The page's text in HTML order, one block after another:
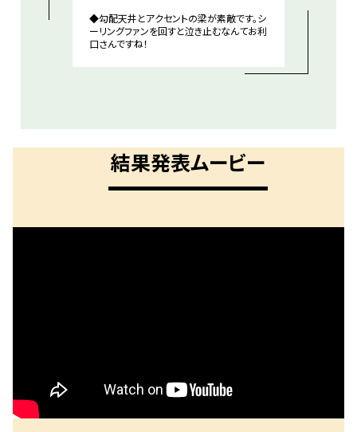
◆勾配天井とアクセントの梁が素敵です。シ
ーリングファンを回すと泣き止むなんてお利
口さんですね！
結果発表ムービー